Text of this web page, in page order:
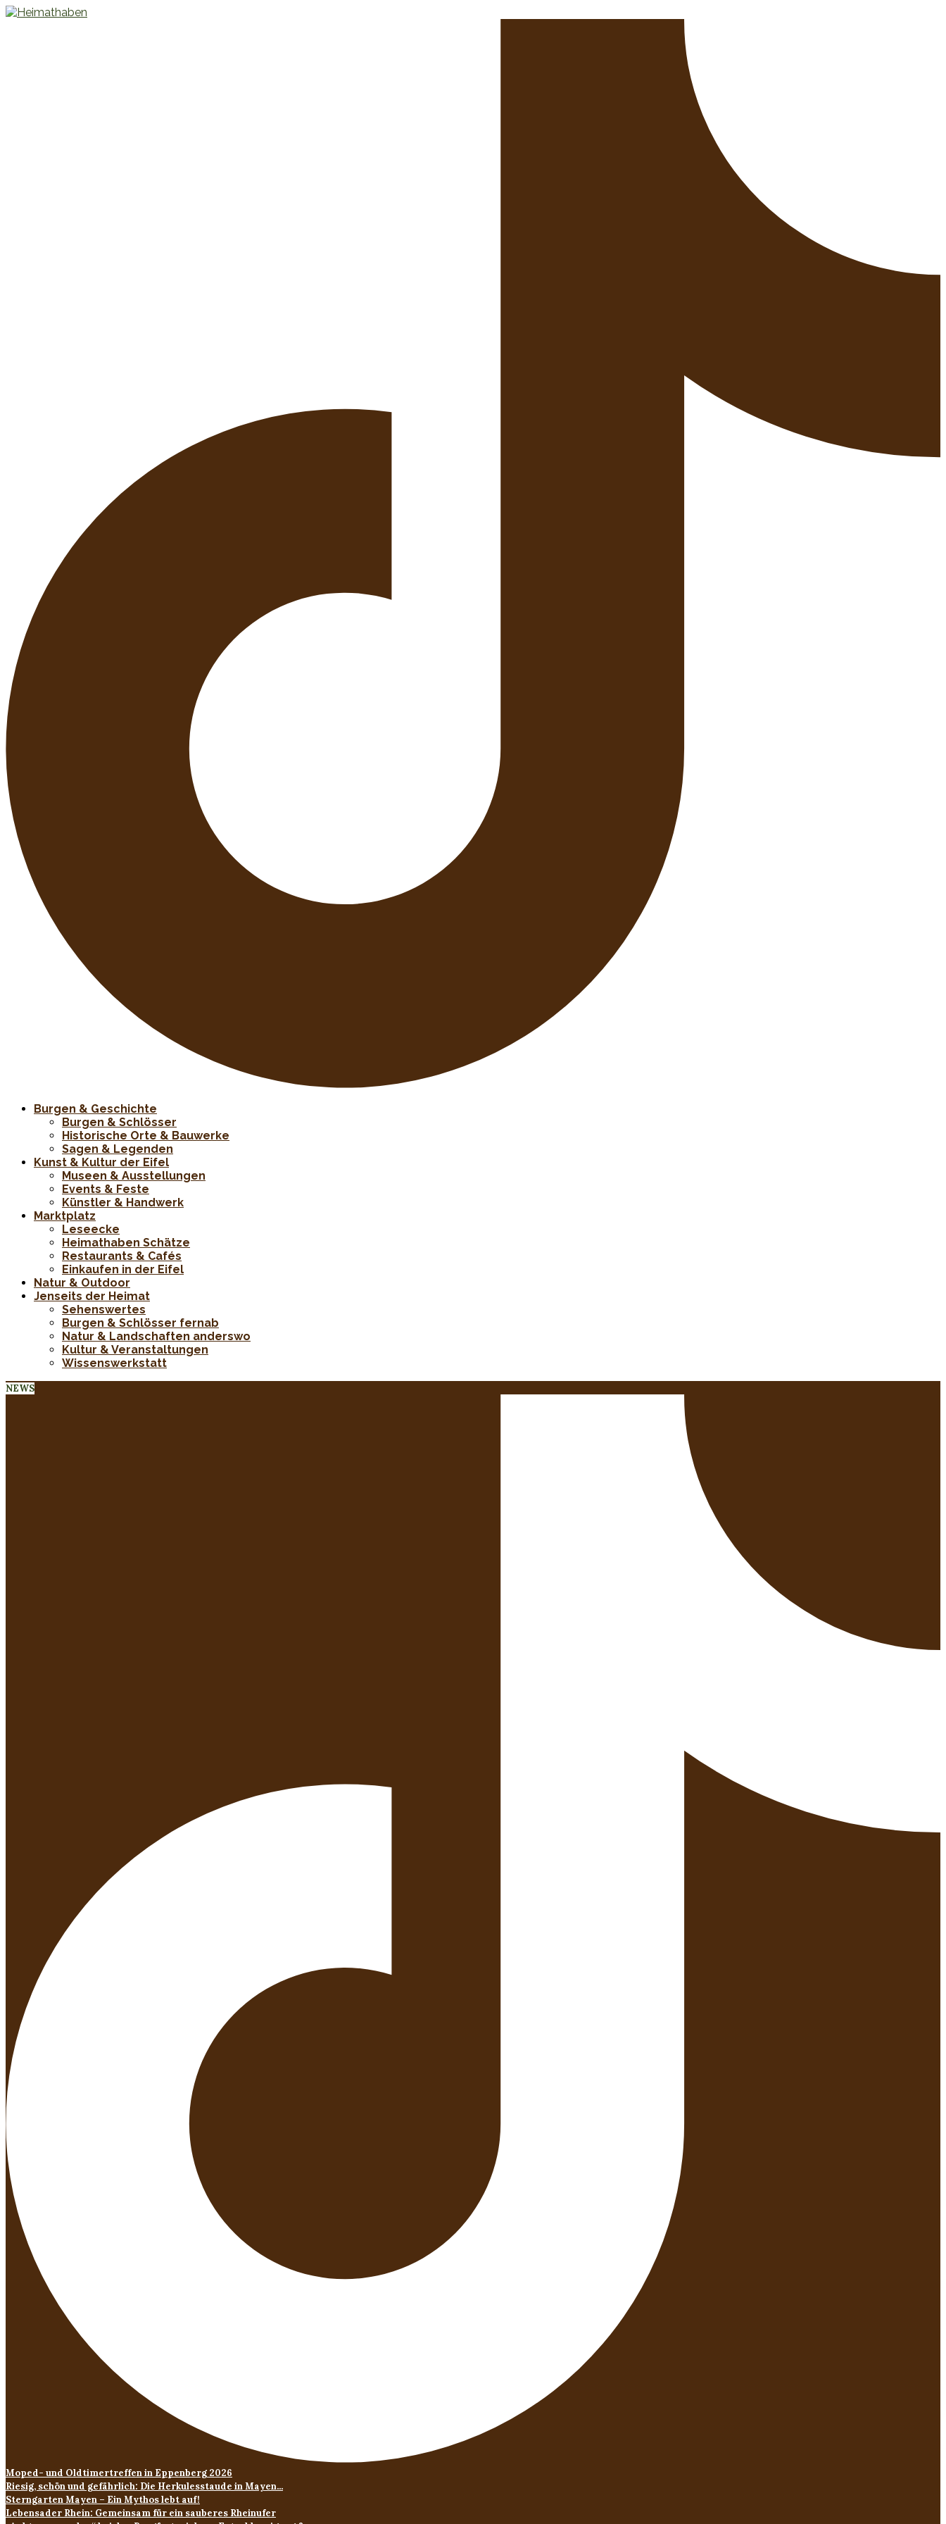
Burgen & Geschichte
Burgen & Schlösser
Historische Orte & Bauwerke
Sagen & Legenden
Kunst & Kultur der Eifel
Museen & Ausstellungen
Events & Feste
Künstler & Handwerk
Marktplatz
Leseecke
Heimathaben Schätze
Restaurants & Cafés
Einkaufen in der Eifel
Natur & Outdoor
Jenseits der Heimat
Sehenswertes
Burgen & Schlösser fernab
Natur & Landschaften anderswo
Kultur & Veranstaltungen
Wissenswerkstatt
NEWS
Moped- und Oldtimertreffen in Eppenberg 2026
Riesig, schön und gefährlich: Die Herkulesstaude in Mayen...
Sterngarten Mayen – Ein Mythos lebt auf!
Lebensader Rhein: Gemeinsam für ein sauberes Rheinufer